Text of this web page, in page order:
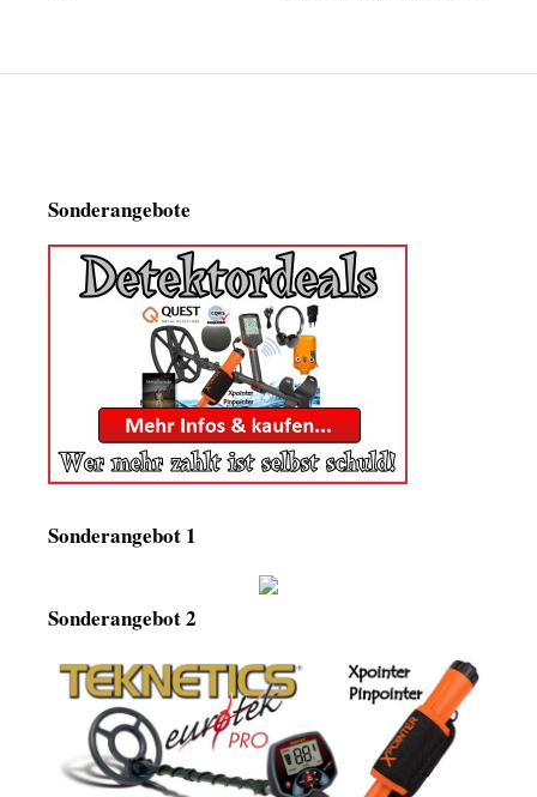
Sonderangebote
Sonderangebot 1
Sonderangebot 2